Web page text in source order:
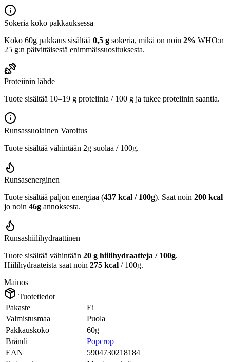
Sokeria koko pakkauksessa
Koko 60g pakkaus sisältää 0,5 g sokeria, mikä on noin 2% WHO:n
25 g:n päivittäisestä enimmäissuosituksesta.
Proteiinin lähde
Tuote sisältää 10–19 g proteiinia / 100 g ja tukee proteiinin saantia.
Runsassuolainen Varoitus
Tuote sisältää vähintään 2g suolaa / 100g.
Runsasenerginen
Tuote sisältää paljon energiaa (437 kcal / 100g). Saat noin 200 kcal
jo noin 46g annoksesta.
Runsashiilihydraattinen
Tuote sisältää vähintään 20 g hiilihydraatteja / 100g.
Hiilihydraateista saat noin 275 kcal / 100g.
Mainos
Tuotetiedot
Pakaste
Ei
Valmistusmaa
Puola
Pakkauskoko
60g
Brändi
Popcrop
EAN
5904730218184